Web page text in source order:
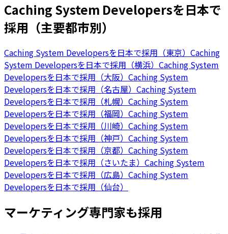
Caching System Developersを日本で
採用（主要都市別）
Caching System Developersを日本で採用（東京） Caching
System Developersを日本で採用（横浜） Caching System
Developersを日本で採用（大阪） Caching System
Developersを日本で採用（名古屋） Caching System
Developersを日本で採用（札幌） Caching System
Developersを日本で採用（福岡） Caching System
Developersを日本で採用（川崎） Caching System
Developersを日本で採用（神戸） Caching System
Developersを日本で採用（京都） Caching System
Developersを日本で採用（さいたま） Caching System
Developersを日本で採用（広島） Caching System
Developersを日本で採用（仙台）
マーケティング専門家も採用